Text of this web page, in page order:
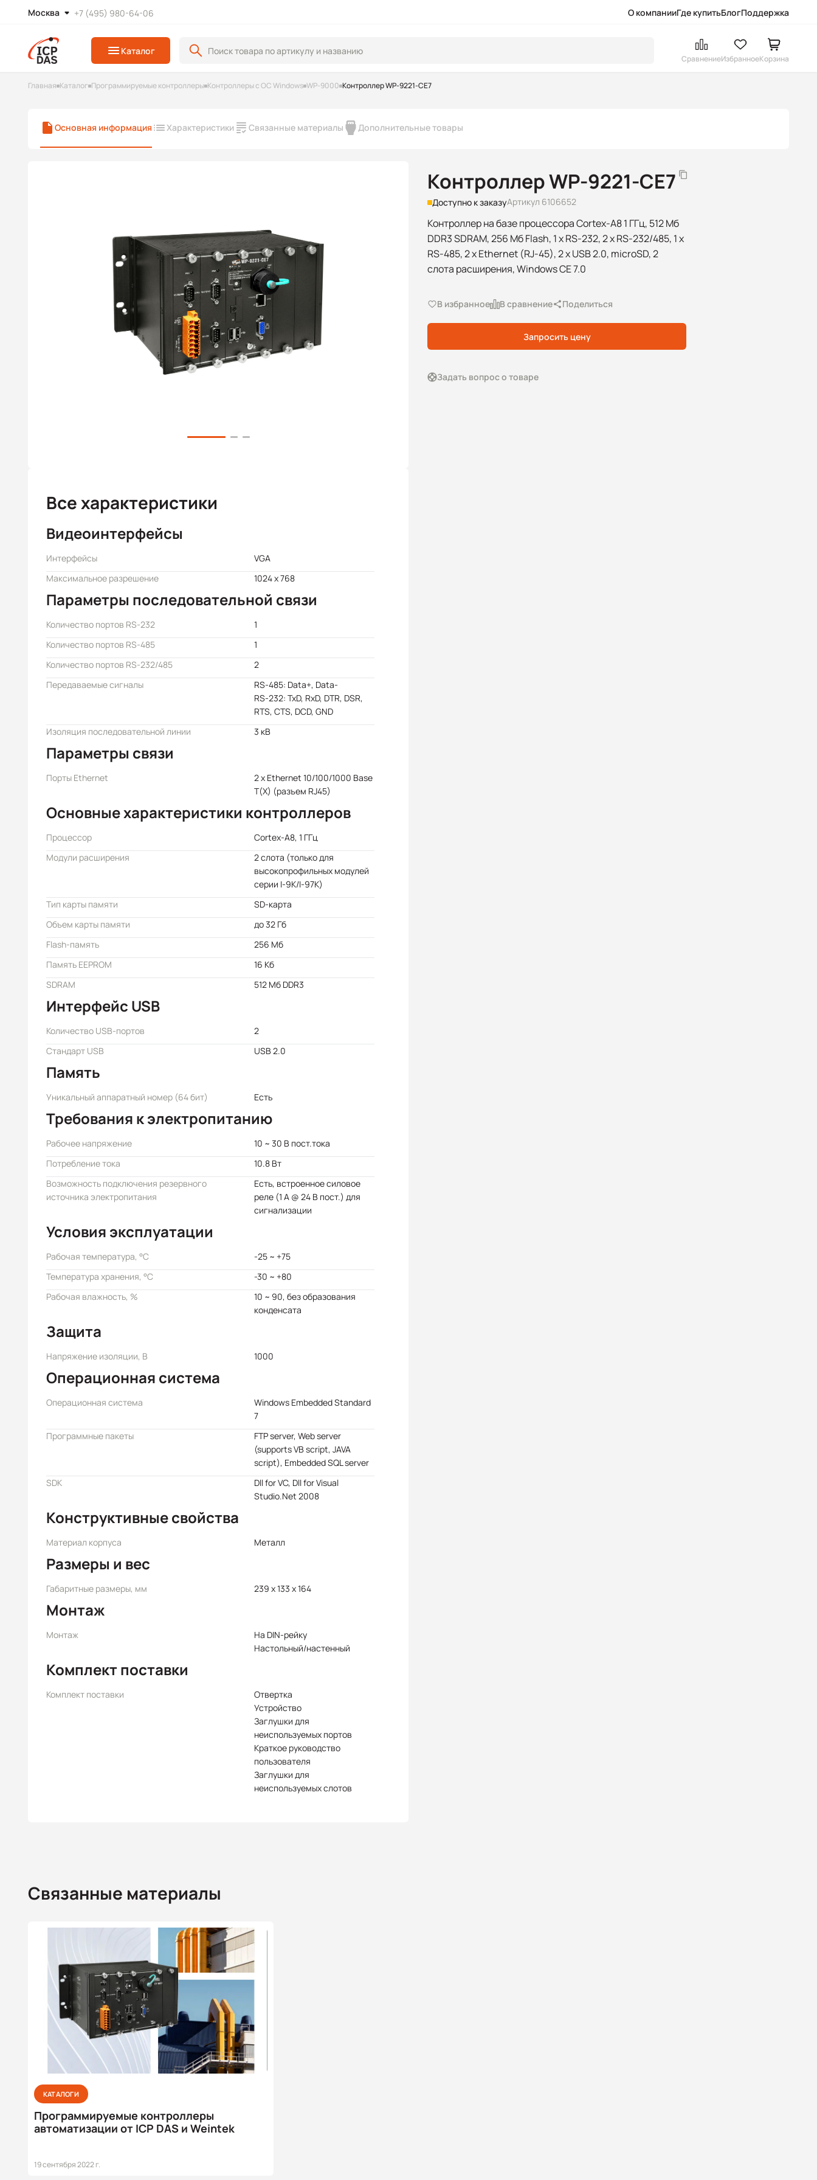
Москва +7 (495) 980-64-06 О компанииГде купитьБлогПоддержка
Каталог
СравнениеИзбранноеКорзина
Главная Каталог Программируемые контроллеры Контроллеры с ОС Windows WP-9000 Контроллер WP-9221-CE7
Основная информация Характеристики Связанные материалы Дополнительные товары
Контроллер WP-9221-CE7
Доступно к заказуАртикул 6106652
Контроллер на базе процессора Cortex-A8 1 ГГц, 512 Мб
DDR3 SDRAM, 256 Мб Flash, 1 x RS-232, 2 x RS-232/485, 1 x
RS-485, 2 x Ethernet (RJ-45), 2 x USB 2.0, microSD, 2
слота расширения, Windows CE 7.0
В избранное В сравнение Поделиться
Запросить цену
Задать вопрос о товаре
Все характеристики
Видеоинтерфейсы
Интерфейсы
VGA
Максимальное разрешение
1024 x 768
Параметры последовательной связи
Количество портов RS-232
1
Количество портов RS-485
1
Количество портов RS-232/485
2
Передаваемые сигналы
RS-485: Data+, Data-
RS-232: TxD, RxD, DTR, DSR,
RTS, CTS, DCD, GND
Изоляция последовательной линии
3 кВ
Параметры связи
Порты Ethernet
2 x Ethernet 10/100/1000 Base
T(X) (разъем RJ45)
Основные характеристики контроллеров
Процессор
Cortex-A8, 1 ГГц
Модули расширения
2 слота (только для
высокопрофильных модулей
серии I-9K/I-97K)
Тип карты памяти
SD-карта
Объем карты памяти
до 32 Гб
Flash-память
256 Мб
Память EEPROM
16 Кб
SDRAM
512 Мб DDR3
Интерфейс USB
Количество USB-портов
2
Стандарт USB
USB 2.0
Память
Уникальный аппаратный номер (64 бит) Есть
Требования к электропитанию
Рабочее напряжение
10 ~ 30 В пост.тока
Потребление тока
10.8 Вт
Возможность подключения резервного
источника электропитания
Есть, встроенное силовое
реле (1 А @ 24 В пост.) для
сигнализации
Условия эксплуатации
Рабочая температура, °C
-25 ~ +75
Температура хранения, °C
-30 ~ +80
Рабочая влажность, %
10 ~ 90, без образования
конденсата
Защита
Напряжение изоляции, В 1000
Операционная система
Операционная система
Windows Embedded Standard
7
Программные пакеты
FTP server, Web server
(supports VB script, JAVA
script), Embedded SQL server
SDK
Dll for VC, Dll for Visual
Studio.Net 2008
Конструктивные свойства
Материал корпуса Металл
Размеры и вес
Габаритные размеры, мм 239 x 133 x 164
Монтаж
Монтаж
На DIN-рейку
Настольный/настенный
Комплект поставки
Комплект поставки
Отвертка
Устройство
Заглушки для
неиспользуемых портов
Краткое руководство
пользователя
Заглушки для
неиспользуемых слотов
Связанные материалы
КАТАЛОГИ
Программируемые контроллеры
автоматизации от ICP DAS и Weintek
19 сентября 2022 г.